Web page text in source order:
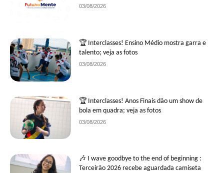
03/08/2026
🏆 Interclasses! Ensino Médio mostra garra e
talento; veja as fotos
03/08/2026
🏆 Interclasses! Anos Finais dão um show de
bola em quadra; veja as fotos
03/08/2026
🎶 I wave goodbye to the end of beginning :
Terceirão 2026 recebe aguardada camiseta